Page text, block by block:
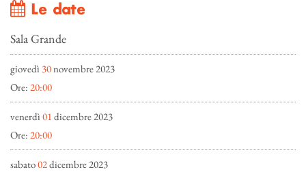
Le date
Sala Grande
giovedì 30novembre 2023
Ore: 20:00
venerdì 01 dicembre 2023
Ore: 20:00
sabato02dicembre 2023